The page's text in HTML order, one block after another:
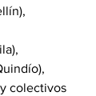
colectivos